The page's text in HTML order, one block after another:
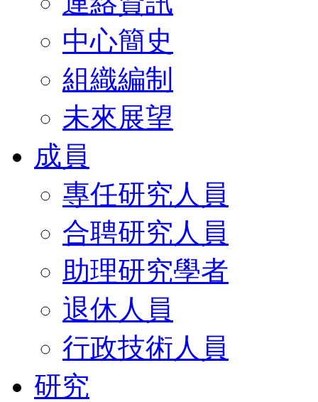
中心簡史
組織編制
未來展望
成員
專任研究人員
合聘研究人員
助理研究學者
退休人員
行政技術人員
研究